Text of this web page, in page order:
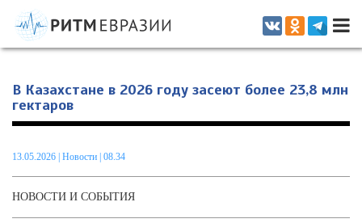
Информационно-аналитическое издание, посвященное актуальным
проблемам интеграции на постсоветском пространстве
В Казахстане в 2026 году засеют более 23,8 млн
гектаров
13.05.2026 Новости | 08.34
НОВОСТИ И СОБЫТИЯ